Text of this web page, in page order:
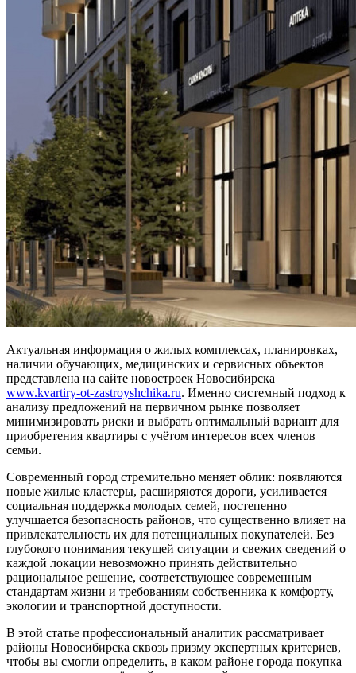
Актуальная информация о жилых комплексах, планировках,
наличии обучающих, медицинских и сервисных объектов
представлена на сайте новостроек Новосибирска
www.kvartiry-ot-zastroyshchika.ru. Именно системный подход к
анализу предложений на первичном рынке позволяет
минимизировать риски и выбрать оптимальный вариант для
приобретения квартиры с учётом интересов всех членов
семьи.
Современный город стремительно меняет облик: появляются
новые жилые кластеры, расширяются дороги, усиливается
социальная поддержка молодых семей, постепенно
улучшается безопасность районов, что существенно влияет на
привлекательность их для потенциальных покупателей. Без
глубокого понимания текущей ситуации и свежих сведений о
каждой локации невозможно принять действительно
рациональное решение, соответствующее современным
стандартам жизни и требованиям собственника к комфорту,
экологии и транспортной доступности.
В этой статье профессиональный аналитик рассматривает
районы Новосибирска сквозь призму экспертных критериев,
чтобы вы смогли определить, в каком районе города покупка